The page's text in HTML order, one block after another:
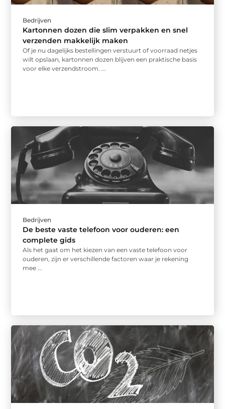
Bedrijven
Kartonnen dozen die slim verpakken en snel
verzenden makkelijk maken
Of je nu dagelijks bestellingen verstuurt of voorraad netjes
wilt opslaan, kartonnen dozen blijven een praktische basis
voor elke verzendstroom. ...
Bedrijven
De beste vaste telefoon voor ouderen: een
complete gids
Als het gaat om het kiezen van een vaste telefoon voor
ouderen, zijn er verschillende factoren waar je rekening
mee ...